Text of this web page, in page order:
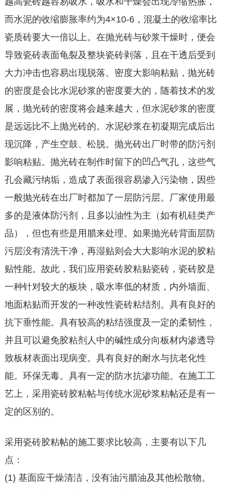
而水泥的收缩膨胀率约为4×10-6，混凝土的收缩率比
瓷质砖要大一倍以上。在抛光砖与砂浆干燥时，便会
导致瓷砖表面龟裂及整块瓷砖剥落，且在干透后受到
大力冲击也容易出现脱落。密度大影响粘贴，抛光砖
的密度是会比水泥砂浆的密度要大的，随着技术的发
展，抛光砖的密度将会越来越大，但水泥砂浆的密度
是远远比不上抛光砖的。水泥砂浆在初凝期完成后出
现沉降，产生空鼓、松脱。抛光砖出厂时带的防污剂
影响粘贴。抛光砖在制作时留下的凹凸气孔，这些气
孔会藏污纳垢，造成了表面很容易渗入污染物，因些
一般抛光砖在出厂时都加了一层防污层。厂家使用最
多的是液体防污剂，且多以油性为主（如有机硅类产
品），但也有些是用腊来处理。如果抛光砖背面层防
污层没有清洗干净，再湿贴则会大大影响水泥的胶粘
贴性能。故此，我们应用瓷砖胶粘贴瓷砖，瓷砖胶是
一种针对较大的板块，吸水率低的材质，内外墙面、
地面粘贴而开发的一种改性瓷砖粘结剂。具有良好的
抗下垂性能。具有较高的粘结强度及一定的柔韧性，
并且可以避免胶粘剂人中的碱性成分向板材内渗透导
致板材表面出现病变。具有良好的耐水与抗老化性
能。环保无毒。具有一定的防水抗渗功能。在施工工
艺上，采用瓷砖胶粘帖与传统水泥砂浆粘帖还是有一
定的区别的。
采用瓷砖胶粘帖的施工要求比较高，主要有以下几
点：
(1) 基面应干燥清洁，没有油污腊油及其他松散物。